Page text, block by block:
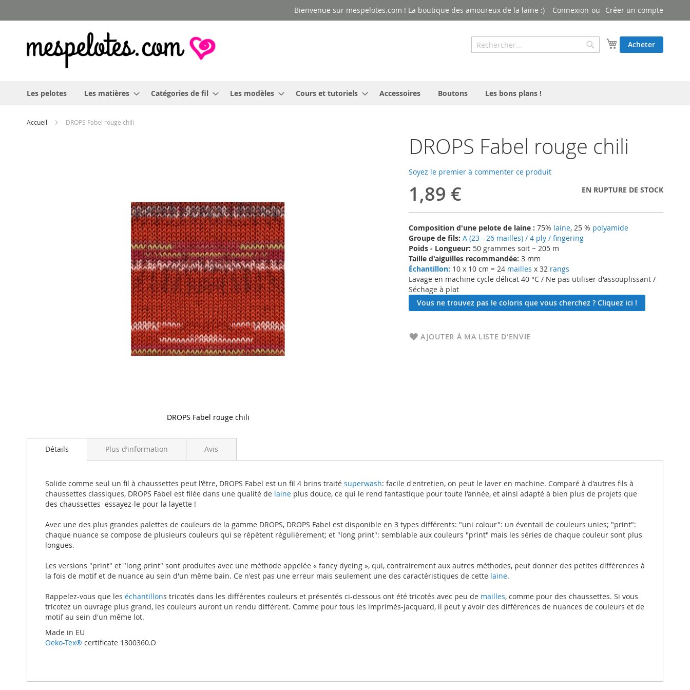
au
Bienvenue sur mespelotes.com ! La boutique des amoureux de la laine :) Connexion Créer un compte
Mon panier
Acheter
Rechercher
Rechercher
Les pelotes Les matières Catégories de fil Les modèles Cours et tutoriels Accessoires Boutons Les bons plans !
Accueil DROPS Fabel rouge chili
DROPS Fabel rouge chili
Soyez le premier à commenter ce produit
1,89 € EN RUPTURE DE STOCK
Composition d'une pelote de laine : 75% laine, 25 % polyamide
Groupe de fils: A (23 - 26 mailles) / 4 ply / fingering
Poids - Longueur: 50 grammes soit ~ 205 m
Taille d'aiguilles recommandée: 3 mm
Échantillon: 10 x 10 cm = 24 mailles x 32 rangs
Lavage en machine cycle délicat 40 °C / Ne pas utiliser d'assouplissant /
Séchage à plat
Vous ne trouvez pas le coloris que vous cherchez ? Cliquez ici !
AJOUTER À MA LISTE D’ENVIE
DROPS Fabel rouge chili
to
images
gallery
Détails
Solide comme seul un fil à chaussettes peut l'être, DROPS Fabel est un fil 4 brins traité superwash: facile d'entretien, on peut le laver en machine. Comparé à d'autres fils à
chaussettes classiques, DROPS Fabel est filée dans une qualité de laine plus douce, ce qui le rend fantastique pour toute l'année, et ainsi adapté à bien plus de projets que
des chaussettes  essayez-le pour la layette !
Avec une des plus grandes palettes de couleurs de la gamme DROPS, DROPS Fabel est disponible en 3 types différents: "uni colour": un éventail de couleurs unies; "print":
chaque nuance se compose de plusieurs couleurs qui se répètent régulièrement; et "long print": semblable aux couleurs "print" mais les séries de chaque couleur sont plus
longues.
Les versions "print" et "long print" sont produites avec une méthode appelée « fancy dyeing », qui, contrairement aux autres méthodes, peut donner des petites différences à
la fois de motif et de nuance au sein d'un même bain. Ce n'est pas une erreur mais seulement une des caractéristiques de cette laine.
Rappelez-vous que les échantillons tricotés dans les différentes couleurs et présentés ci-dessous ont été tricotés avec peu de mailles, comme pour des chaussettes. Si vous
tricotez un ouvrage plus grand, les couleurs auront un rendu différent. Comme pour tous les imprimés-jacquard, il peut y avoir des différences de nuances de couleurs et de
motif au sein d'un même lot.
Made in EU
Oeko-Tex® certificate 1300360.O
Plus d’information Avis